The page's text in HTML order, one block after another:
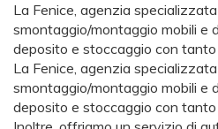
La Fenice, agenzia
smontaggio/montaggio mobili e
deposito e stoccaggio con tanto
La Fenice, agenzia
smontaggio/montaggio mobili e
deposito e stoccaggio con tanto